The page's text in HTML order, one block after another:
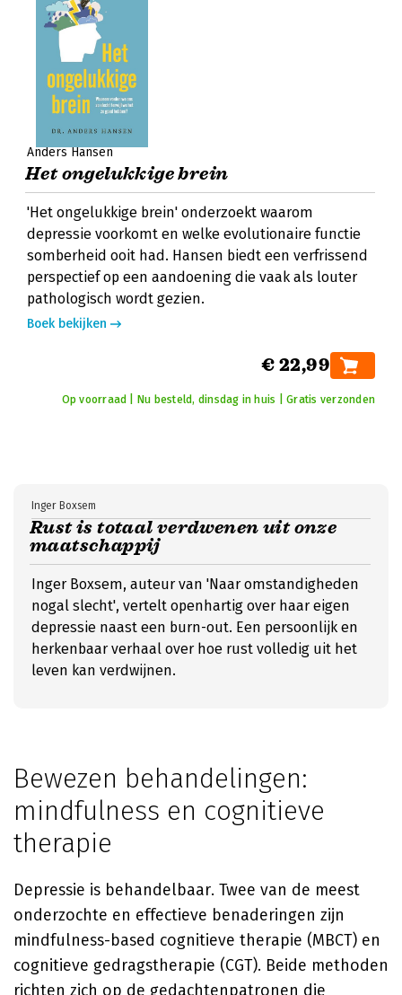
Anders Hansen
Het ongelukkige brein
'Het ongelukkige brein' onderzoekt waarom
depressie voorkomt en welke evolutionaire functie
somberheid ooit had. Hansen biedt een verfrissend
perspectief op een aandoening die vaak als louter
pathologisch wordt gezien.
Boek bekijken
€ 22,99
Op voorraad | Nu besteld, dinsdag in huis | Gratis verzonden
Rust is totaal verdwenen uit onze
maatschappij
Inger Boxsem
Inger Boxsem, auteur van 'Naar omstandigheden
nogal slecht', vertelt openhartig over haar eigen
depressie naast een burn-out. Een persoonlijk en
herkenbaar verhaal over hoe rust volledig uit het
leven kan verdwijnen.
Bewezen behandelingen:
mindfulness en cognitieve
therapie
Depressie is behandelbaar. Twee van de meest
onderzochte en effectieve benaderingen zijn
mindfulness-based cognitieve therapie (MBCT) en
cognitieve gedragstherapie (CGT). Beide methoden
richten zich op de gedachtenpatronen die